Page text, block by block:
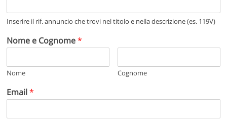
Inserire il rif. annuncio che trovi nel titolo e nella descrizione (es. 119V)
Nome e Cognome*
Nome Cognome
Email*